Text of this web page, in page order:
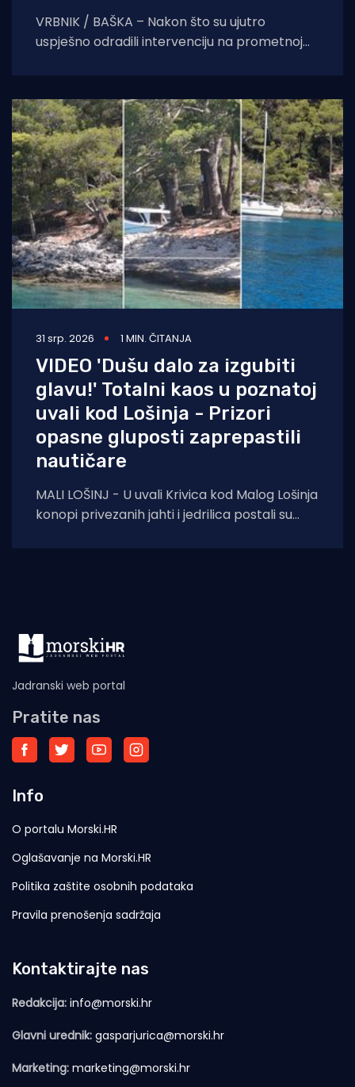
VRBNIK / BAŠKA – Nakon što su ujutro
uspješno odradili intervenciju na prometnoj
31 srp. 2026 1 MIN. ČITANJA
VIDEO 'Dušu dalo za izgubiti
glavu!' Totalni kaos u poznatoj
uvali kod Lošinja - Prizori
opasne gluposti zaprepastili
nautičare
MALI LOŠINJ - U uvali Krivica kod Malog Lošinja
konopi privezanih jahti i jedrilica postali su
Jadranski web portal
Pratite nas
Info
O portalu Morski.HR
Oglašavanje na Morski.HR
Politika zaštite osobnih podataka
Pravila prenošenja sadržaja
Kontaktirajte nas
Redakcija: info@morski.hr
Glavni urednik: gasparjurica@morski.hr
Marketing: marketing@morski.hr